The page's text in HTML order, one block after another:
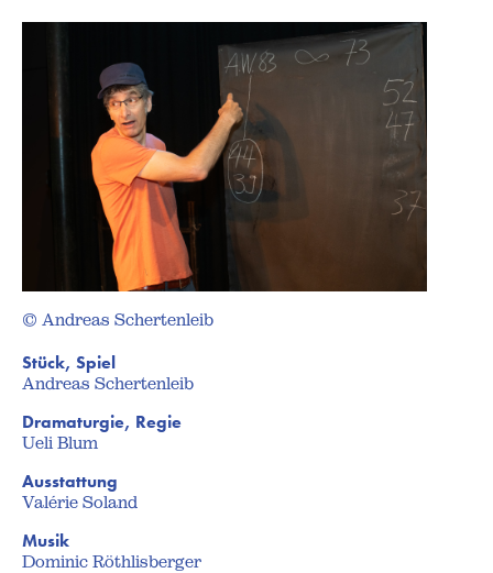
© Andreas Schertenleib
Stück, Spiel
Andreas Schertenleib
Dramaturgie, Regie
Ueli Blum
Ausstattung
Valérie Soland
Musik
Dominic Röthlisberger